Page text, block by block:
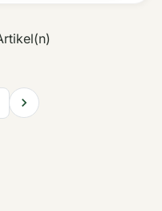
